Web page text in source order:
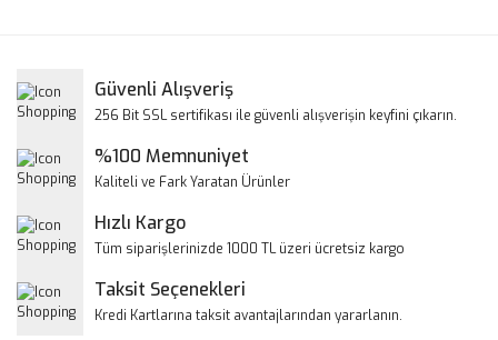
Yorum Yaz
Ürün resmi kalitesiz, bozuk veya görüntülenemiyor.
Ürün bilgilerinde hatalar bulunuyor.
Bu ürüne benzer farklı alternatifler olmalı.
Güvenli Alışveriş
256 Bit SSL sertifikası ile güvenli alışverişin keyfini çıkarın.
%100 Memnuniyet
Kaliteli ve Fark Yaratan Ürünler
Hızlı Kargo
Tüm siparişlerinizde 1000 TL üzeri ücretsiz kargo
Taksit Seçenekleri
Kredi Kartlarına taksit avantajlarından yararlanın.